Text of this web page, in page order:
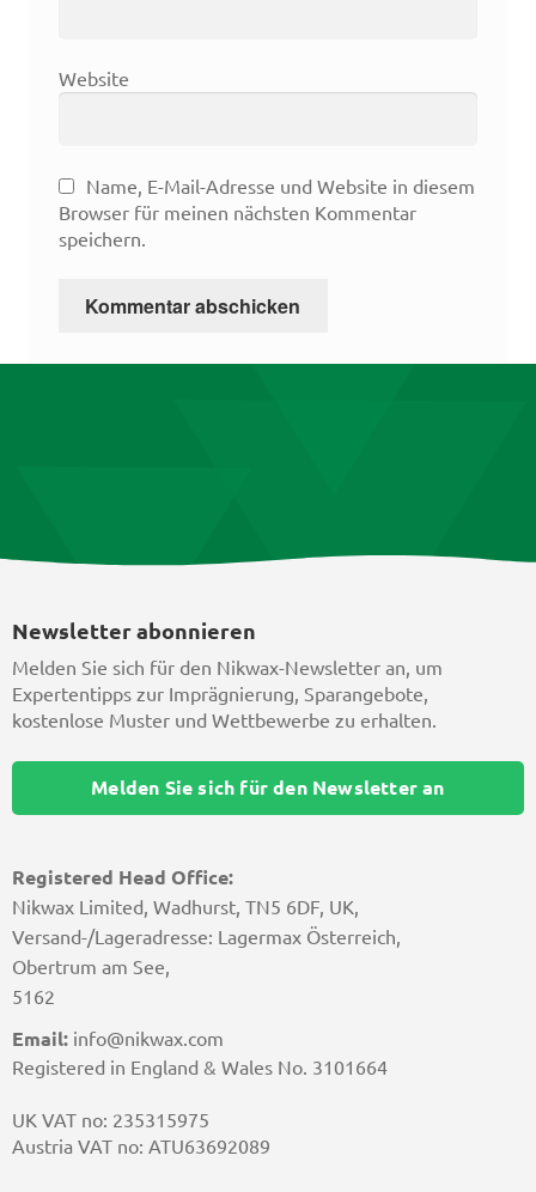
Website
Name, E-Mail-Adresse und Website in diesem
Browser für meinen nächsten Kommentar
speichern.
Registered Head Office:
Nikwax Limited, Wadhurst, TN5 6DF, UK,
Versand-/Lageradresse: Lagermax Österreich,
Obertrum am See,
5162
Email: info@nikwax.com
Registered in England & Wales No. 3101664
UK VAT no: 235315975
Austria VAT no: ATU63692089
Newsletter abonnieren
Melden Sie sich für den Nikwax-Newsletter an, um
Expertentipps zur Imprägnierung, Sparangebote,
kostenlose Muster und Wettbewerbe zu erhalten.
Melden Sie sich für den Newsletter an